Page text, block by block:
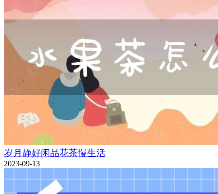
岁月静好闲品花茶慢生活
2023-09-13